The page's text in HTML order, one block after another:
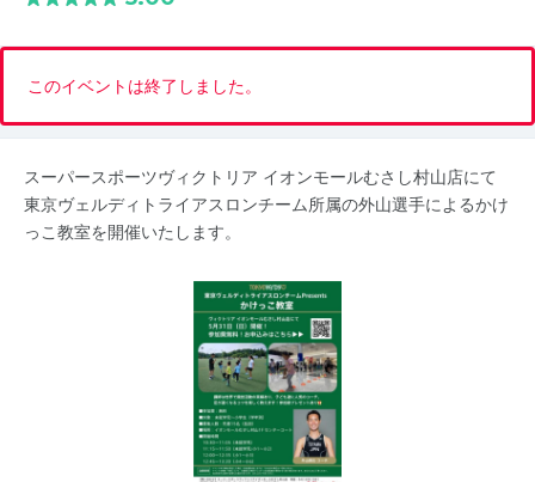
このイベントは終了しました。
スーパースポーツヴィクトリア イオンモールむさし村山店にて
東京ヴェルディトライアスロンチーム所属の外山選手​によるかけ
っこ教室を開催いたします。